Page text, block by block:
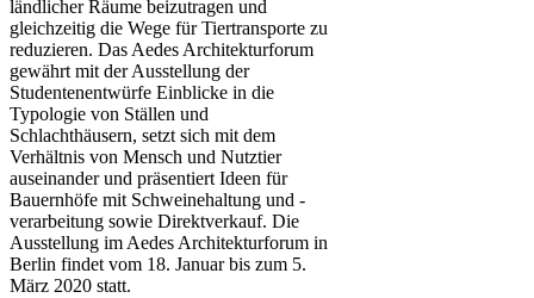
ländlicher Räume beizutragen und
gleichzeitig die Wege für Tiertransporte zu
reduzieren. Das Aedes Architekturforum
gewährt mit der Ausstellung der
Studentenentwürfe Einblicke in die
Typologie von Ställen und
Schlachthäusern, setzt sich mit dem
Verhältnis von Mensch und Nutztier
auseinander und präsentiert Ideen für
Bauernhöfe mit Schweinehaltung und -
verarbeitung sowie Direktverkauf. Die
Ausstellung im Aedes Architekturforum in
Berlin findet vom 18. Januar bis zum 5.
März 2020 statt.